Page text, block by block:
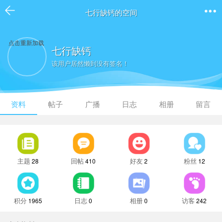
七行缺钙的空间
点击重新加载
七行缺钙
该用户居然懒到没有签名！
资料 帖子 广播 日志 相册 留言
主题 28 回帖410 好友2 粉丝 12
积分 1965 日志0 相册0 访客 242